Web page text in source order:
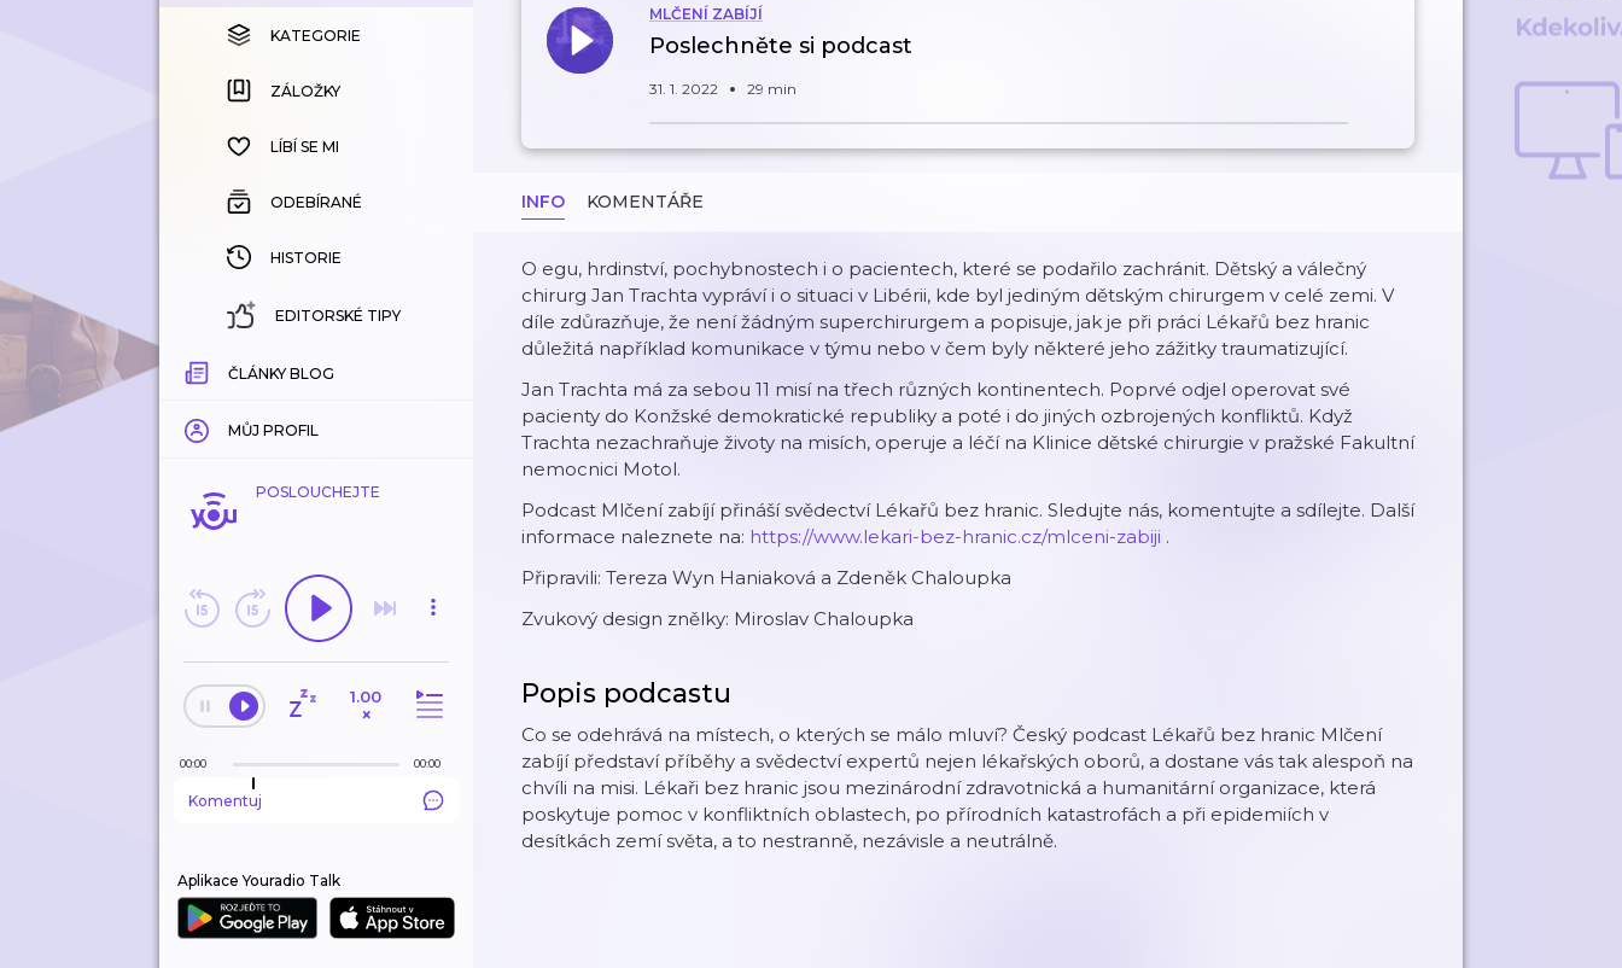
KATEGORIE
ZÁLOŽKY
HISTORIE
KATEGORIE
ZÁLOŽKY
LÍBÍ SE MI
ODEBÍRANÉ
HISTORIE
EDITORSKÉ TIPY
ČLÁNKY BLOG
MŮJ PROFIL
POSLOUCHEJTE
1.00
×
00:00 00:00
Komentuj
Aplikace Youradio Talk
MLČENÍ ZABÍJÍ
Poslechněte si podcast
31. 1. 2022 29 min
INFO KOMENTÁŘE
O egu, hrdinství, pochybnostech i o pacientech, které se podařilo zachránit. Dětský a válečný
chirurg Jan Trachta vypráví i o situaci v Libérii, kde byl jediným dětským chirurgem v celé zemi. V
díle zdůrazňuje, že není žádným superchirurgem a popisuje, jak je při práci Lékařů bez hranic
důležitá například komunikace v týmu nebo v čem byly některé jeho zážitky traumatizující.
Jan Trachta má za sebou 11 misí na třech různých kontinentech. Poprvé odjel operovat své
pacienty do Konžské demokratické republiky a poté i do jiných ozbrojených konfliktů. Když
Trachta nezachraňuje životy na misích, operuje a léčí na Klinice dětské chirurgie v pražské Fakultní
nemocnici Motol.
Podcast Mlčení zabíjí přináší svědectví Lékařů bez hranic. Sledujte nás, komentujte a sdílejte. Další
informace naleznete na: https://www.lekari-bez-hranic.cz/mlceni-zabiji .
Připravili: Tereza Wyn Haniaková a Zdeněk Chaloupka
Zvukový design znělky: Miroslav Chaloupka
Popis podcastu
Co se odehrává na místech, o kterých se málo mluví? Český podcast Lékařů bez hranic Mlčení
zabíjí představí příběhy a svědectví expertů nejen lékařských oborů, a dostane vás tak alespoň na
chvíli na misi. Lékaři bez hranic jsou mezinárodní zdravotnická a humanitární organizace, která
poskytuje pomoc v konfliktních oblastech, po přírodních katastrofách a při epidemiích v
desítkách zemí světa, a to nestranně, nezávisle a neutrálně.